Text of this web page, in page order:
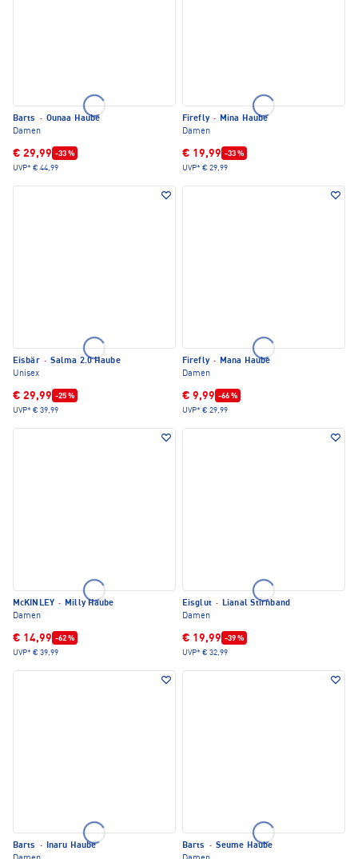
Barts · Ounaa Haube
Damen
€ 29,99 -33 %
UVP* € 44,99
Firefly · Mina Haube
Damen
€ 19,99 -33 %
UVP* € 29,99
Eisbär · Salma 2.0 Haube
Unisex
€ 29,99 -25 %
UVP* € 39,99
Firefly · Mana Haube
Damen
€ 9,99 -66 %
UVP* € 29,99
McKINLEY · Milly Haube
Damen
€ 14,99 -62 %
UVP* € 39,99
Eisglut · Lianal Stirnband
Damen
€ 19,99 -39 %
UVP* € 32,99
Barts · Inaru Haube
Barts · Seume Haube